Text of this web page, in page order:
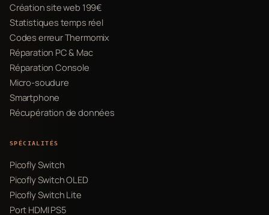
Création site web 199€
Statistiques temps réel
Codes erreur Thermomix
Réparation PC & Mac
Réparation Console
Micro-soudure
Smartphone
Récupération de données
SPÉCIALITÉS
Picofly Switch
Picofly Switch OLED
Picofly Switch Lite
Port HDMI PS5